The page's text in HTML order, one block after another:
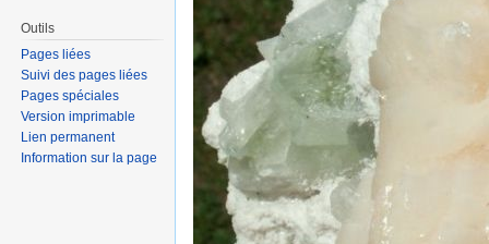
Outils
Pages liées
Suivi des pages liées
Pages spéciales
Version imprimable
Lien permanent
Information sur la page